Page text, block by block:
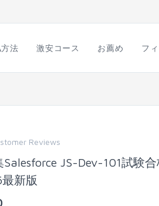
法 激安コース お薦め フ
Reviews
JS-Dev-101試験
新版